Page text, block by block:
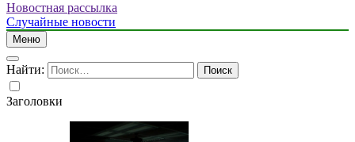
Новостная рассылка
Случайные новости
Меню
Найти:
Заголовки